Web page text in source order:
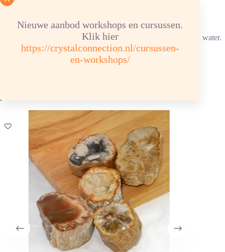
Nieuwe aanbod workshops en cursussen.
Klik hier
https://crystalconnection.nl/cursussen-
en-workshops/
Reinigen/ontladen: 1x per maand of na gebruik onder stromend water.
Opladen: aansluitend, een half uur in de zon/daglicht.
Chemische samenstelling: Si O2 Hardheid 7
Je zou ook kunnen houden van …